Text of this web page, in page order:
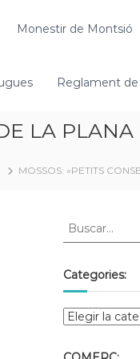
Monestir de Montsió
Reglament
LA PLANA
MOSSOS: «PETITS
Categories: